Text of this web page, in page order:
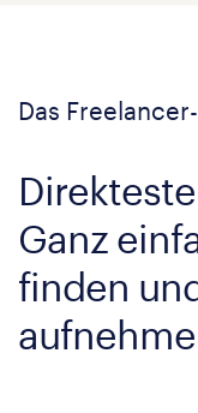
Das
Ganz
finden